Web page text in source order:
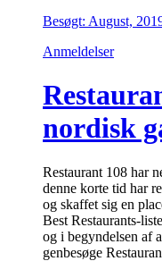
Besøgt: August,
Anmeldelser
nordisk
Restaurant 108 har
denne korte tid har
og skaffet sig en
Best Restaurants-
og i begyndelsen af
genbesøge